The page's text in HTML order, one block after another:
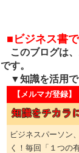
■ビジネス書
このブログは、
です。
▼知識を活用
【メルマガ登録
ビジネスパーソン
く！毎回「１つの